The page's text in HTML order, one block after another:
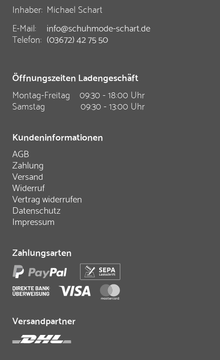
Inhaber: Michael Schart
E-Mail:
info@schuhmode-schart.de
Telefon: (03672) 42 75 50
Öffnungszeiten Ladengeschäft
Montag-Freitag
09:30 - 18:00 Uhr
Samstag
09:30 - 13:00 Uhr
Kundeninformationen
AGB
Zahlung
Versand
Widerruf
Vertrag widerrufen
Datenschutz
Impressum
Zahlungsarten
Versandpartner